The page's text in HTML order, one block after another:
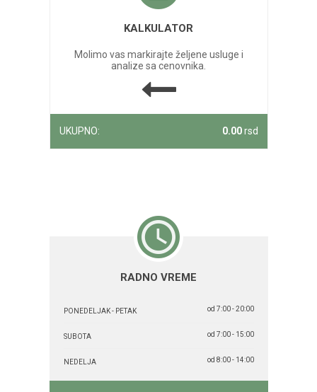
KALKULATOR
Molimo vas markirajte željene usluge i
analize sa cenovnika.
UKUPNO: 0.00rsd
RADNO VREME
PONEDELJAK - PETAK od 7:00 - 20:00
SUBOTA od 7:00 - 15:00
NEDELJA od 8:00 - 14:00